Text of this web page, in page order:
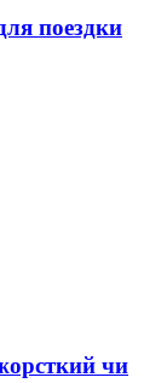
поездки
чи